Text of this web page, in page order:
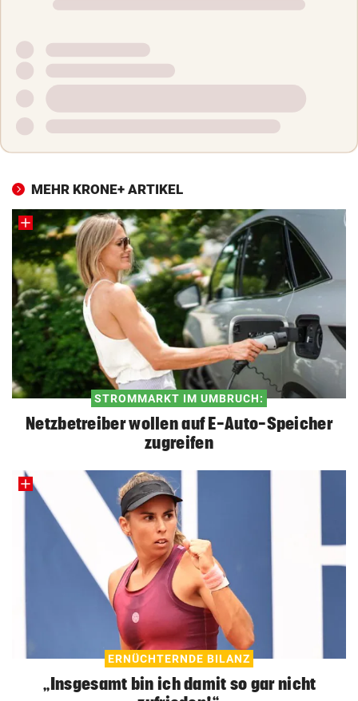
MEHR KRONE+ ARTIKEL
STROMMARKT IM UMBRUCH:
Netzbetreiber wollen auf E-Auto-Speicher
zugreifen
ERNÜCHTERNDE BILANZ
„Insgesamt bin ich damit so gar nicht